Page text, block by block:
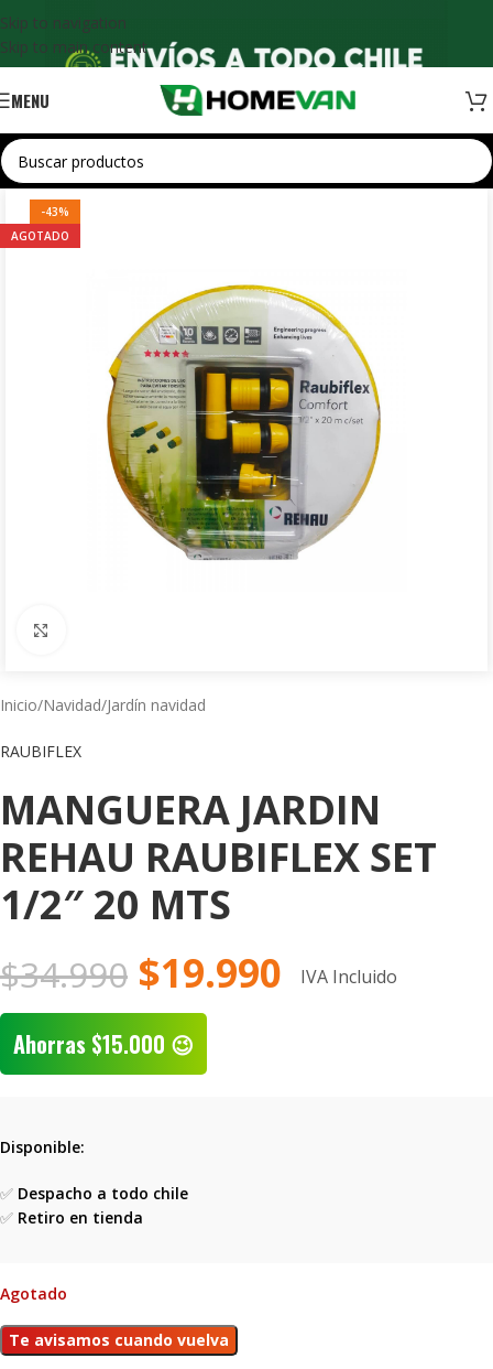
Skip to navigation
Skip to main content
MENU
-43%
AGOTADO
Inicio/Navidad/Jardín navidad
RAUBIFLEX
MANGUERA JARDIN
REHAU RAUBIFLEX SET
1/2″ 20 MTS
$34.990 $19.990 IVA Incluido
Ahorras $15.000 😉
Disponible:
✅ Despacho a todo chile
✅ Retiro en tienda
Agotado